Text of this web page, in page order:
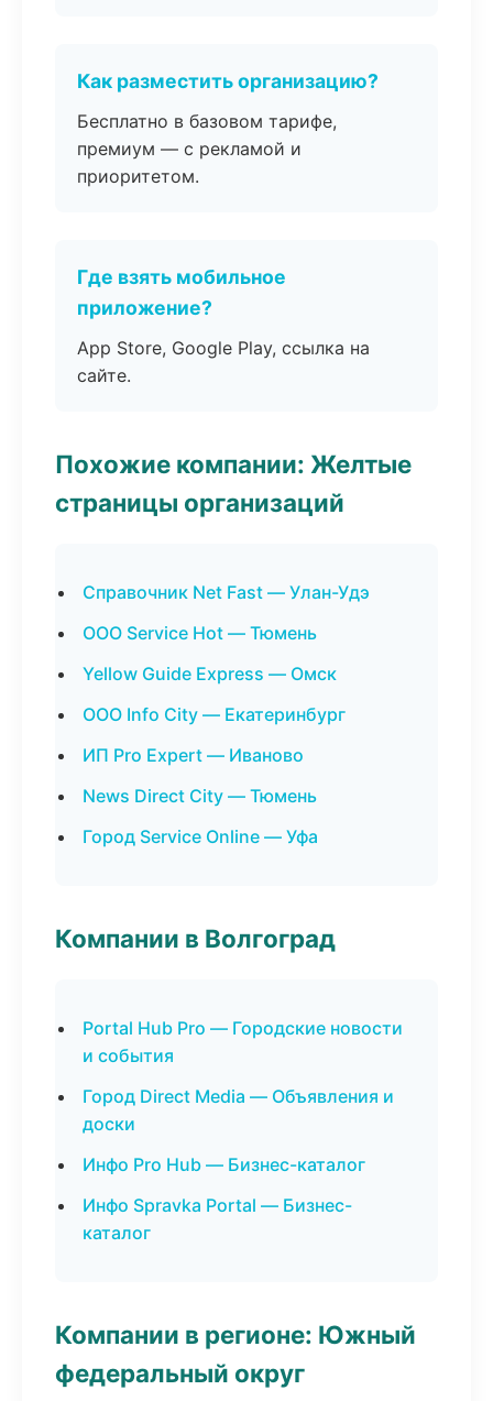
Как разместить организацию?
Бесплатно в базовом тарифе,
премиум — с рекламой и
приоритетом.
Где взять мобильное
приложение?
App Store, Google Play, ссылка на
сайте.
Похожие компании: Желтые
страницы организаций
Справочник Net Fast — Улан-Удэ
ООО Service Hot — Тюмень
Yellow Guide Express — Омск
ООО Info City — Екатеринбург
ИП Pro Expert — Иваново
News Direct City — Тюмень
Город Service Online — Уфа
Компании в Волгоград
Portal Hub Pro — Городские новости
и события
Город Direct Media — Объявления и
доски
Инфо Pro Hub — Бизнес-каталог
Инфо Spravka Portal — Бизнес-
каталог
Компании в регионе: Южный
федеральный округ